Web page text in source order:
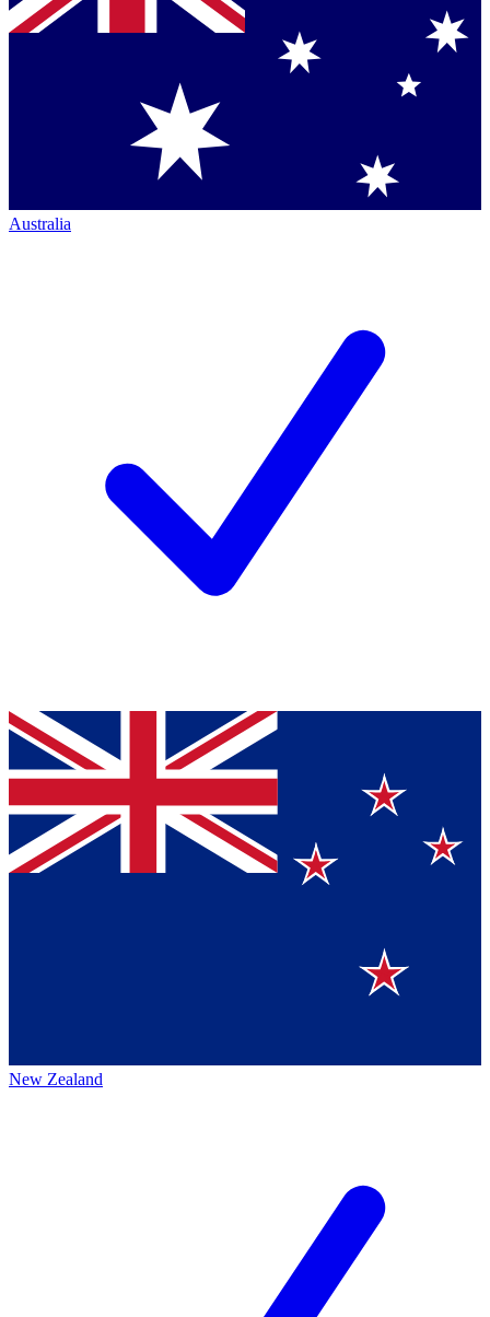
Australia
New Zealand